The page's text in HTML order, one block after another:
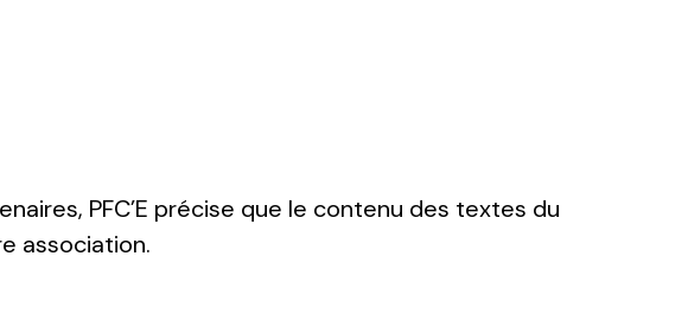
PFC’E précise que le contenu des textes du
association.